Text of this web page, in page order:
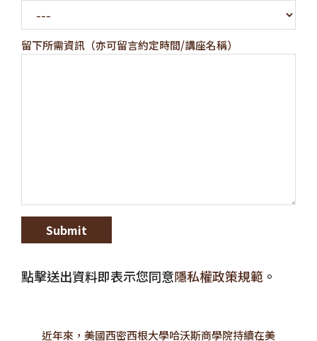
留下所需資訊（亦可留言約定時間/講座名稱）
點擊送出資料即表示您同意隱私權政策規範 。
近年來，美國西密西根大學哈沃斯商學院持續在美